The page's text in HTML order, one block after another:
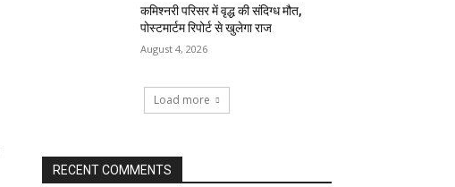
कमिश्नरी परिसर में वृद्ध की संदिग्ध मौत,
पोस्टमार्टम रिपोर्ट से खुलेगा राज
August 4, 2026
Load more
RECENT COMMENTS